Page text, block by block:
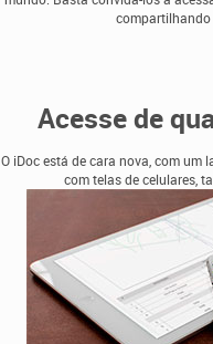
compartilhando
Acesse de
O iDoc está de cara nova, com um
com telas de celulares,